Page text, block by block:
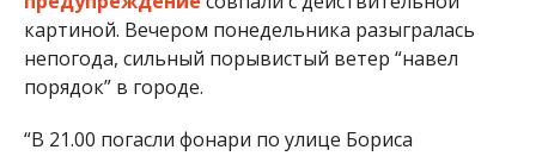
“В 21.00 погасли фонари по улице Бориса
Мозолевского, от улицы Станиславского до улицы
Facebook житель Никополя Александр Резун.